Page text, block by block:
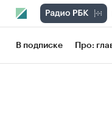
В подписке Про: